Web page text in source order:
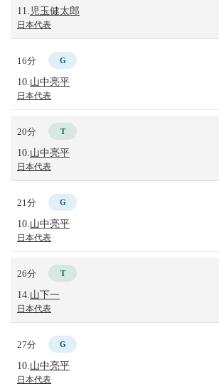
11. 児玉健太郎
日本代表
16分 G
10. 山中亮平
日本代表
20分 T
10. 山中亮平
日本代表
21分 G
10. 山中亮平
日本代表
26分 T
14. 山下一
日本代表
27分 G
10. 山中亮平
日本代表